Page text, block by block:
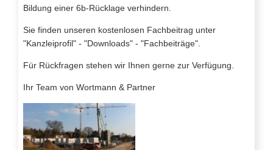
Bildung einer 6b-Rücklage verhindern.
Sie finden unseren kostenlosen Fachbeitrag unter
"Kanzleiprofil" - "Downloads" - "Fachbeiträge".
Für Rückfragen stehen wir Ihnen gerne zur Verfügung.
Ihr Team von Wortmann & Partner